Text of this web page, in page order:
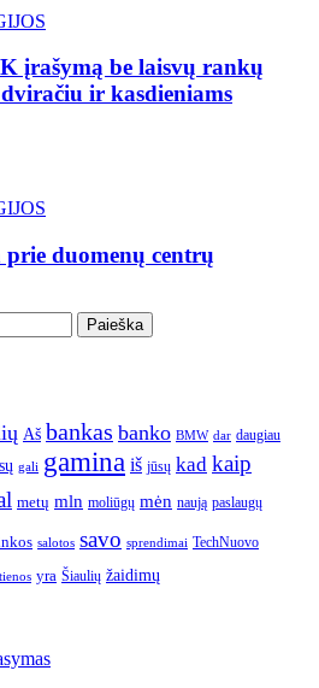
įrašymą be laisvų rankų
ir kasdieniams
duomenų centrų
Aš bankas banko BMW dar daugiau
gali gamina iš jūsų kad kaip
metų mln moliūgų mėn naują paslaugų
salotos savo sprendimai TechNuovo
yra Šiaulių žaidimų